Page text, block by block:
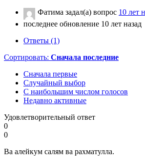
Фатима задал(а) вопрос 10 лет
последнее обновление 10 лет назад
Ответы (1)
Сортировать: Сначала последние
Сначала первые
Случайный выбор
С наибольшим числом голосов
Недавно активные
Удовлетворительный ответ
0
0
Ва алейкум салям ва рахматулла.